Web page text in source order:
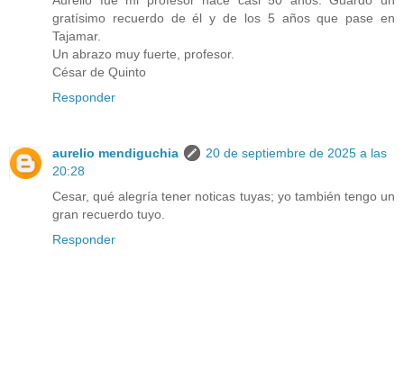
gratísimo recuerdo de él y de los 5 años que pase en
Tajamar.
Un abrazo muy fuerte, profesor.
César de Quinto
Responder
aurelio mendiguchia
20 de septiembre de 2025 a las
20:28
Cesar, qué alegría tener noticas tuyas; yo también tengo un
gran recuerdo tuyo.
Responder